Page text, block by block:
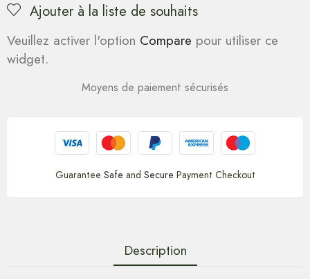
Ajouter à la liste de souhaits
Veuillez activer l'option Compare pour utiliser ce
widget.
Moyens de paiement sécurisés
Guarantee Safe and Secure Payment Checkout
Description